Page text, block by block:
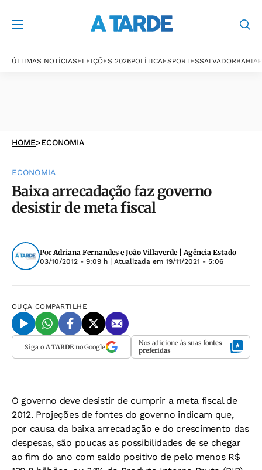
ÚLTIMAS NOTÍCIASELEIÇÕES 2026POLÍTICAESPORTESSALVADORBAHIA
HOME>ECONOMIA
ECONOMIA
Baixa arrecadação faz governo
desistir de meta fiscal
PorAdriana Fernandes e João Villaverde | Agência Estado
03/10/2012 - 9:09 h | Atualizada em 19/11/2021 - 5:06
OUÇA COMPARTILHE
Siga o A TARDEno Google Nos adicione às suas fontes
preferidas
O governo deve desistir de cumprir a meta fiscal de
2012. Projeções de fontes do governo indicam que,
por causa da baixa arrecadação e do crescimento das
despesas, são poucas as possibilidades de se chegar
ao fim do ano com saldo positivo de pelo menos R$